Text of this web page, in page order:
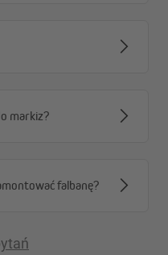
markiz?
falbanę?